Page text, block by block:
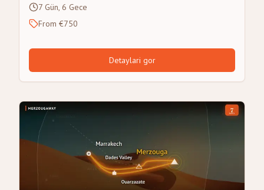
7 Gün, 6 Gece
From €750
Detaylari gor